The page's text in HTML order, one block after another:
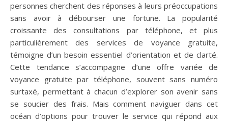
personnes cherchent des réponses à leurs préoccupations
sans avoir à débourser une fortune. La popularité
croissante des consultations par téléphone, et plus
particulièrement des services de voyance gratuite,
témoigne d’un besoin essentiel d’orientation et de clarté.
Cette tendance s’accompagne d’une offre variée de
voyance gratuite par téléphone, souvent sans numéro
surtaxé, permettant à chacun d’explorer son avenir sans
se soucier des frais. Mais comment naviguer dans cet
océan d’options pour trouver le service qui répond aux